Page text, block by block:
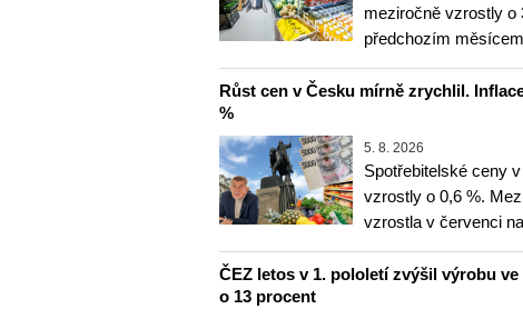
meziročně vzrostly o
předchozím
Růst cen v Česku mírně zrychlil.
%
5. 8. 2026
Spotřebitelské ceny
vzrostly o 0,6 %.
vzrostla v červenci
ČEZ letos v 1. pololetí zvýšil výrobu
o 13 procent